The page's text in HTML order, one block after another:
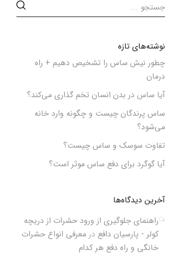
نوشته‌های تازه
چطور نیش ساس را تشخیص دهیم + راه
درمان
آیا ساس در بدن انسان تخم گذاری می‌کند؟
ساس پرندگان چیست و چگونه وارد خانه
می‌شود؟
تفاوت سوسک و ساس چیست؟
آیا گوگرد برای دفع ساس موثر است؟
آخرین دیدگاه‌ها
راهنمای جلوگیری از ورود حشرات از دریچه
کولر - پارسیان دافع در معرفی انواع حشرات
خانگی و راه دفع هر کدام